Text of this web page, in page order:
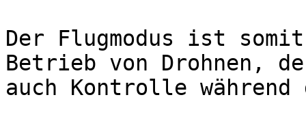
Der Flugmodus ist
Betrieb von Drohnen,
auch Kontrolle